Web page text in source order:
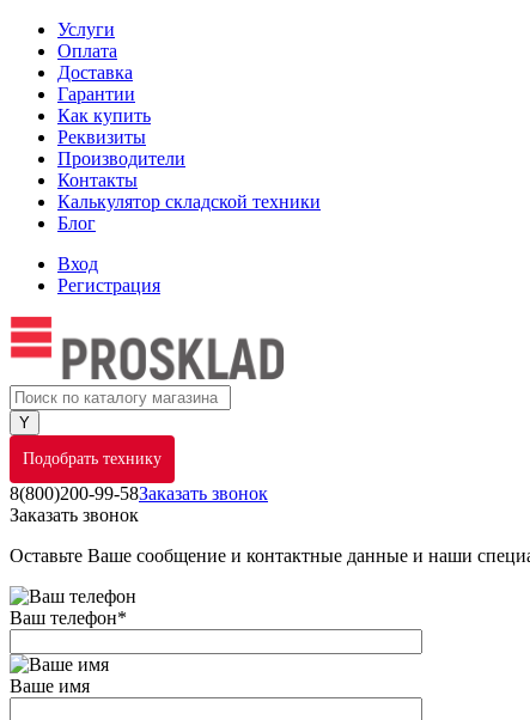
Услуги
Оплата
Доставка
Гарантии
Как купить
Реквизиты
Производители
Контакты
Калькулятор складской техники
Блог
Вход
Регистрация
Подобрать технику
8(800)200-99-58Заказать звонок
Заказать звонок
Оставьте Ваше сообщение и контактные данные и наши
Ваш телефон*
Ваше имя